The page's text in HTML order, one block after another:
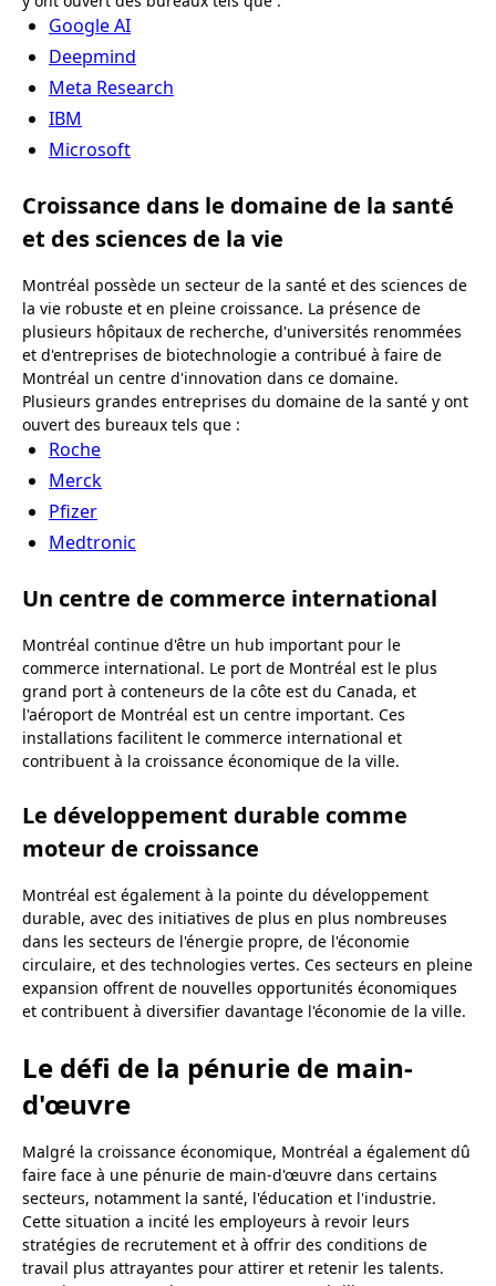
Google AI
Deepmind
Meta Research
IBM
Microsoft
Croissance dans le domaine de la santé
et des sciences de la vie
Montréal possède un secteur de la santé et des sciences de
la vie robuste et en pleine croissance. La présence de
plusieurs hôpitaux de recherche, d'universités renommées
et d'entreprises de biotechnologie a contribué à faire de
Montréal un centre d'innovation dans ce domaine.
Plusieurs grandes entreprises du domaine de la santé y ont
ouvert des bureaux tels que :
Roche
Merck
Pfizer
Medtronic
Un centre de commerce international
Montréal continue d'être un hub important pour le
commerce international. Le port de Montréal est le plus
grand port à conteneurs de la côte est du Canada, et
l'aéroport de Montréal est un centre important. Ces
installations facilitent le commerce international et
contribuent à la croissance économique de la ville.
Le développement durable comme
moteur de croissance
Montréal est également à la pointe du développement
durable, avec des initiatives de plus en plus nombreuses
dans les secteurs de l'énergie propre, de l'économie
circulaire, et des technologies vertes. Ces secteurs en pleine
expansion offrent de nouvelles opportunités économiques
et contribuent à diversifier davantage l'économie de la ville.
Le défi de la pénurie de main-
d'œuvre
Malgré la croissance économique, Montréal a également dû
faire face à une pénurie de main-d'œuvre dans certains
secteurs, notamment la santé, l'éducation et l'industrie.
Cette situation a incité les employeurs à revoir leurs
stratégies de recrutement et à offrir des conditions de
travail plus attrayantes pour attirer et retenir les talents.